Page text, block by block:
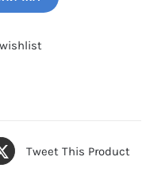
Tweet This Product